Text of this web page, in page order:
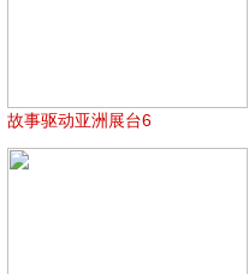
故事驱动亚洲展台6